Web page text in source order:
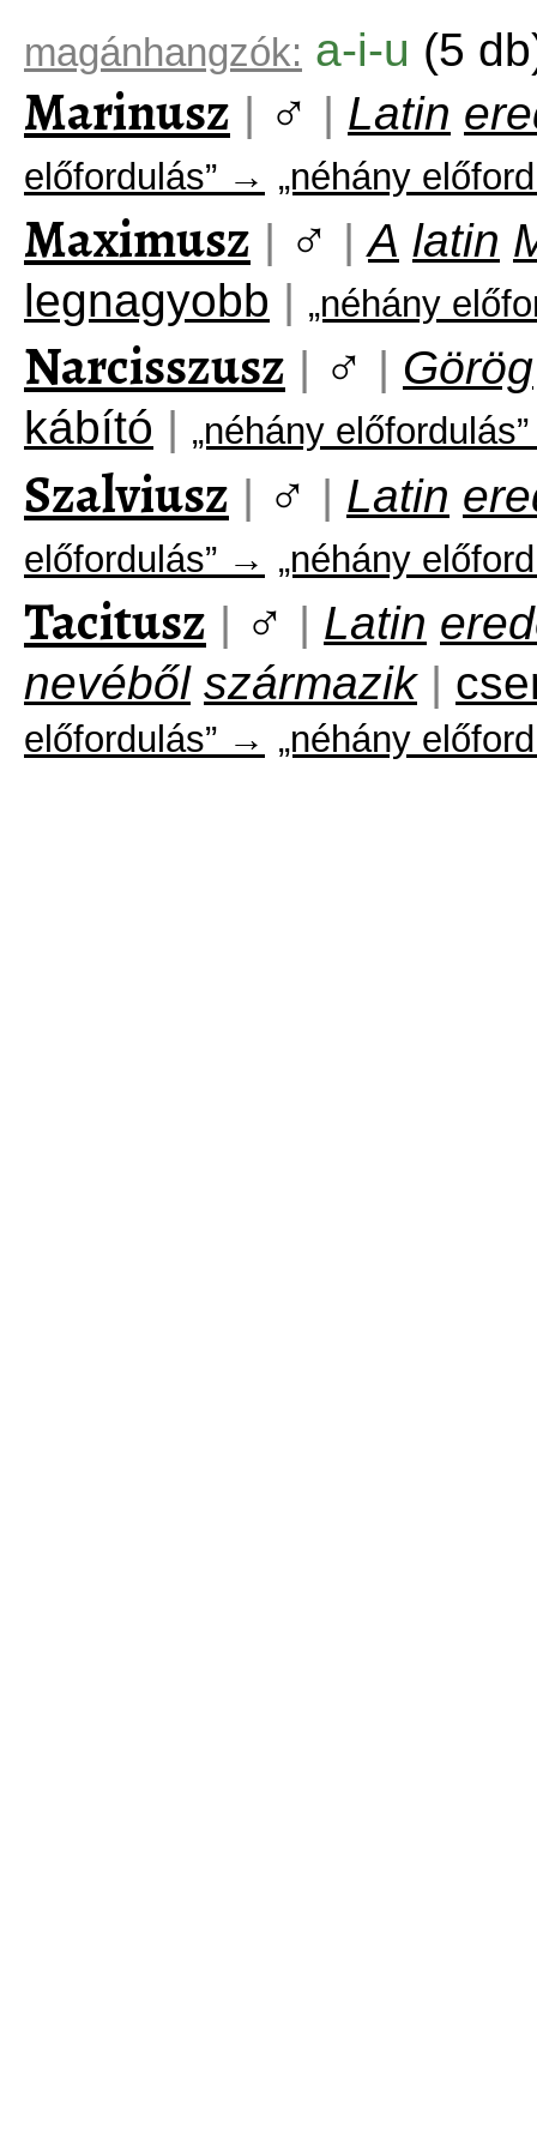
magánhangzók: a-i-u (5
Marinusz | ♂ | Latin
előfordulás” → „néhány
Maximusz | ♂ | A latin
legnagyobb | „néhány
Narcisszusz | ♂ | Görög
kábító | „néhány
Szalviusz | ♂ | Latin
előfordulás” → „néhány
Tacitusz | ♂ | Latin
nevéből származik |
előfordulás” → „néhány